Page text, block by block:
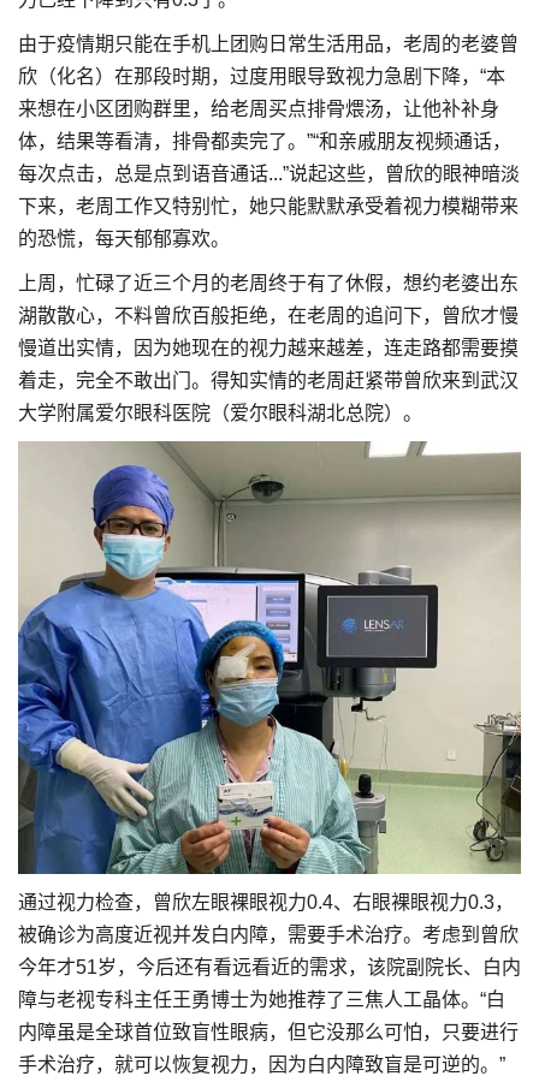
由于疫情期只能在手机上团购日常生活用品，老周的老婆曾
欣（化名）在那段时期，过度用眼导致视力急剧下降，“本
来想在小区团购群里，给老周买点排骨煨汤，让他补补身
体，结果等看清，排骨都卖完了。”“和亲戚朋友视频通话，
每次点击，总是点到语音通话...”说起这些，曾欣的眼神暗淡
下来，老周工作又特别忙，她只能默默承受着视力模糊带来
的恐慌，每天郁郁寡欢。
上周，忙碌了近三个月的老周终于有了休假，想约老婆出东
湖散散心，不料曾欣百般拒绝，在老周的追问下，曾欣才慢
慢道出实情，因为她现在的视力越来越差，连走路都需要摸
着走，完全不敢出门。得知实情的老周赶紧带曾欣来到武汉
大学附属爱尔眼科医院（爱尔眼科湖北总院）。
通过视力检查，曾欣左眼裸眼视力0.4、右眼裸眼视力0.3，
被确诊为高度近视并发白内障，需要手术治疗。考虑到曾欣
今年才51岁，今后还有看远看近的需求，该院副院长、白内
障与老视专科主任王勇博士为她推荐了三焦人工晶体。“白
内障虽是全球首位致盲性眼病，但它没那么可怕，只要进行
手术治疗，就可以恢复视力，因为白内障致盲是可逆的。”